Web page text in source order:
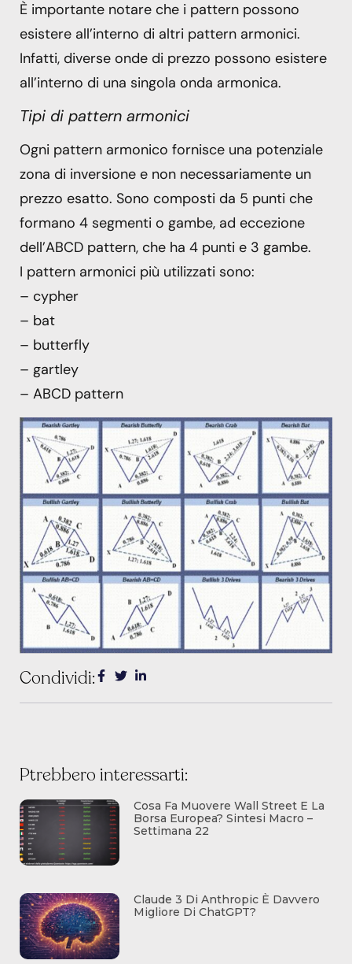
È importante notare che i pattern possono
esistere all’interno di altri pattern armonici.
Infatti, diverse onde di prezzo possono esistere
all’interno di una singola onda armonica.
Tipi di pattern armonici
Ogni pattern armonico fornisce una potenziale
zona di inversione e non necessariamente un
prezzo esatto. Sono composti da 5 punti che
formano 4 segmenti o gambe, ad eccezione
dell’ABCD pattern, che ha 4 punti e 3 gambe.
I pattern armonici più utilizzati sono:
– cypher
– bat
– butterfly
– gartley
– ABCD pattern
Condividi:
Ptrebbero interessarti:
Cosa Fa Muovere Wall Street E La
Borsa Europea? Sintesi Macro –
Settimana 22
Claude 3 Di Anthropic È Davvero
Migliore Di ChatGPT?